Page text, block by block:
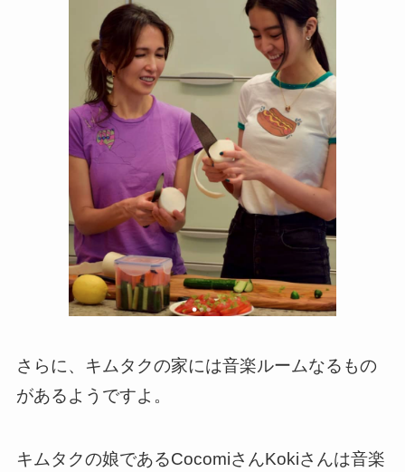
さらに、キムタクの家には音楽ルームなるもの
があるようですよ。
キムタクの娘であるCocomiさんKokiさんは音楽